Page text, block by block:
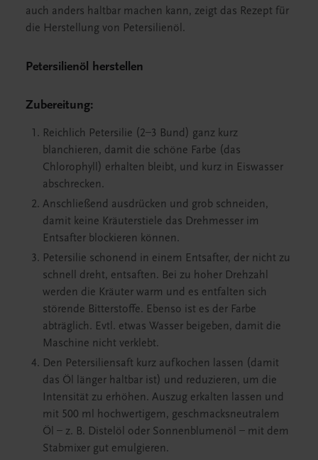
auch anders haltbar machen kann, zeigt das Rezept für
die Herstellung von Petersilienöl.
Petersilienöl herstellen
Zubereitung:
Reichlich Petersilie (2–3 Bund) ganz kurz
blanchieren, damit die schöne Farbe (das
Chlorophyll) erhalten bleibt, und kurz in Eiswasser
abschrecken.
Anschließend ausdrücken und grob schneiden,
damit keine Kräuterstiele das Drehmesser im
Entsafter blockieren können.
Petersilie schonend in einem Entsafter, der nicht zu
schnell dreht, entsaften. Bei zu hoher Drehzahl
werden die Kräuter warm und es entfalten sich
störende Bitterstoffe. Ebenso ist es der Farbe
abträglich. Evtl. etwas Wasser beigeben, damit die
Maschine nicht verklebt.
Den Petersiliensaft kurz aufkochen lassen (damit
das Öl länger haltbar ist) und reduzieren, um die
Intensität zu erhöhen. Auszug erkalten lassen und
mit 500 ml hochwertigem, geschmacksneutralem
Öl – z. B. Distelöl oder Sonnenblumenöl – mit dem
Stabmixer gut emulgieren.